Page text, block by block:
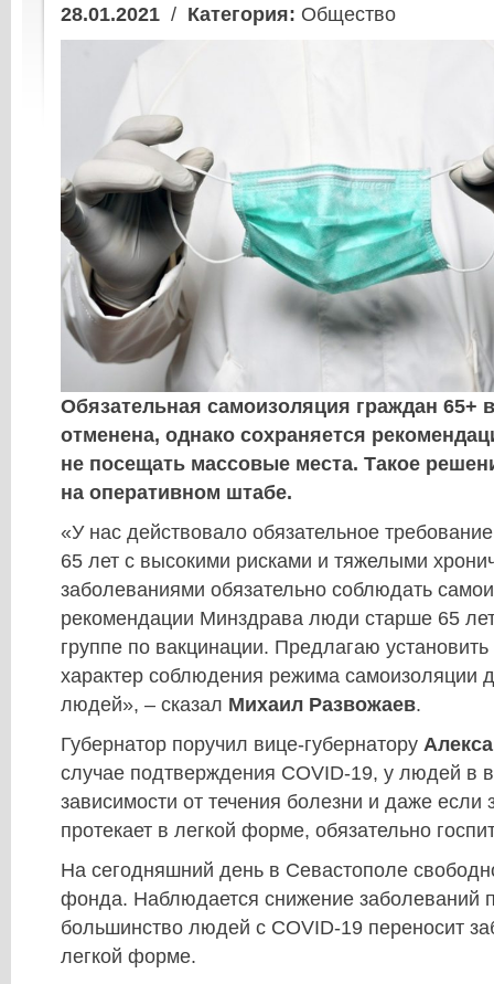
28.01.2021 / Категория: Общество
Обязательная самоизоляция граждан 65+
отменена, однако сохраняется
не посещать массовые места. Такое
на оперативном штабе.
«У нас действовало обязательное
65 лет с высокими рисками и тяжелыми
заболеваниями обязательно соблюдать
рекомендации Минздрава люди старше 65
группе по вакцинации. Предлагаю
характер соблюдения режима самоизоляции
людей», – сказал Михаил Развожаев.
Губернатор поручил вице-губернатору
случае подтверждения COVID-19, у людей в
зависимости от течения болезни и даже если
протекает в легкой форме, обязательно
На сегодняшний день в Севастополе
фонда. Наблюдается снижение заболеваний
большинство людей с COVID-19 переносит
легкой форме.